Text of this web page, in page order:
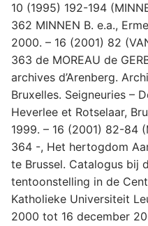
10 (1995) 192-194
362 MINNEN B. e.a.,
2000. – 16 (2001) 82
363 de MOREAU de
archives d’Arenberg.
Bruxelles. Seigneuries –
Heverlee et Rotselaar,
1999. – 16 (2001) 82-84
364 -, Het hertogdom
te Brussel. Catalogus bij
tentoonstelling in de
Katholieke Universiteit
2000 tot 16 december